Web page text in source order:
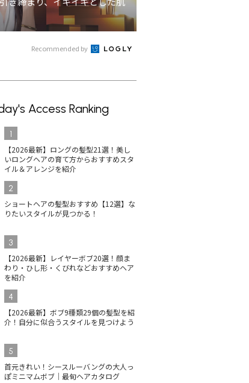
Recommended by
Access Ranking
1
【2026最新】ロングの髪型21選！美し
いロングヘアの育て方からおすすめスタ
イル＆アレンジを紹介
2
ショートヘアの髪型おすすめ【12選】な
りたいスタイルが見つかる！
3
【2026最新】レイヤーボブ20選！顔ま
わり・ひし形・くびれなどおすすめヘア
を紹介
4
【2026最新】ボブ9種類29個の髪型を紹
介！自分に似合うスタイルを見つけよう
5
首元きれい！シースルーバングの大人っ
ぽミニマムボブ｜最旬ヘアカタログ